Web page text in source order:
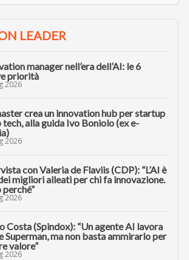
LEADER
manager nell’era dell’AI: le 6
priorità
2026
crea un innovation hub per startup
tech, alla guida Ivo Boniolo (ex e-
2026
con Valeria de Flaviis (CDP): “L’AI è
migliori alleati per chi fa innovazione.
perché”
2026
Costa (Spindox): “Un agente AI lavora
Superman, ma non basta ammirarlo per
valore”
2026